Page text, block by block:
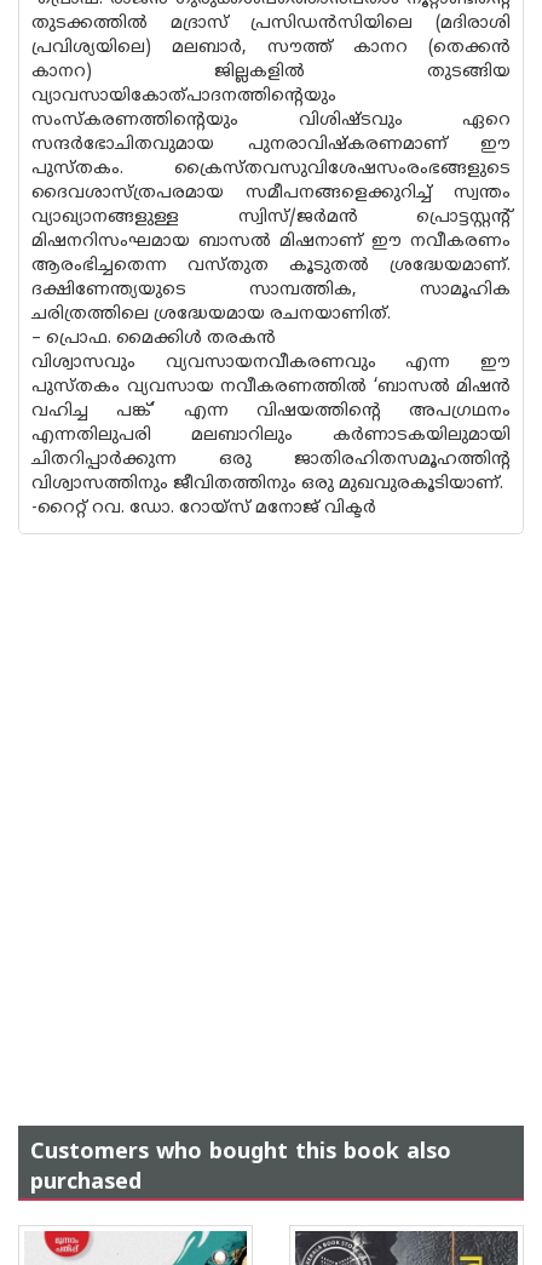
തുടക്കത്തില്‍ മദ്രാസ് പ്രസിഡന്‍സിയിലെ (മദിരാശി
പ്രവിശ്യയിലെ) മലബാര്‍, സൗത്ത് കാനറ (തെക്കന്‍
കാനറ) ജില്ലകളില്‍ തുടങ്ങിയ
വ്യാവസായികോത്പാദനത്തിന്റെയും
സംസ്‌കരണത്തിന്റെയും വിശിഷ്ടവും ഏറെ
സന്ദര്‍ഭോചിതവുമായ പുനരാവിഷ്‌കരണമാണ് ഈ
പുസ്തകം. ക്രൈസ്തവസുവിശേഷസംരംഭങ്ങളുടെ
ദൈവശാസ്ത്രപരമായ സമീപനങ്ങളെക്കുറിച്ച് സ്വന്തം
വ്യാഖ്യാനങ്ങളുള്ള സ്വിസ്/ജര്‍മന്‍ പ്രൊട്ടസ്റ്റന്റ്
മിഷനറിസംഘമായ ബാസല്‍ മിഷനാണ് ഈ നവീകരണം
ആരംഭിച്ചതെന്ന വസ്തുത കൂടുതല്‍ ശ്രദ്ധേയമാണ്.
ദക്ഷിണേന്ത്യയുടെ സാമ്പത്തിക, സാമൂഹിക
ചരിത്രത്തിലെ ശ്രദ്ധേയമായ രചനയാണിത്.
– പ്രൊഫ. മൈക്കിള്‍ തരകന്‍
വിശ്വാസവും വ്യവസായനവീകരണവും എന്ന ഈ
പുസ്തകം വ്യവസായ നവീകരണത്തില്‍ ‘ബാസല്‍ മിഷന്‍
വഹിച്ച പങ്ക്’ എന്ന വിഷയത്തിന്റെ അപഗ്രഥനം
എന്നതിലുപരി മലബാറിലും കര്‍ണാടകയിലുമായി
ചിതറിപ്പാര്‍ക്കുന്ന ഒരു ജാതിരഹിതസമൂഹത്തിന്റ
വിശ്വാസത്തിനും ജീവിതത്തിനും ഒരു മുഖവുരകൂടിയാണ്.
-റൈറ്റ് റവ. ഡോ. റോയ്‌സ് മനോജ് വിക്ടര്‍
Customers who bought this book also
purchased